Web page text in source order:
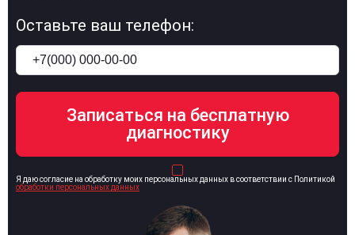
Оставьте ваш телефон:
Я даю согласие на обработку моих персональных данных в соответствии с Политикой
обработки персональных данных